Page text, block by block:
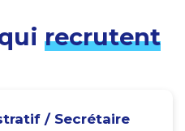
recrutent
/ Secrétaire